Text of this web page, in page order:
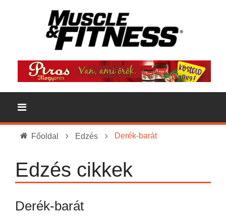
Főoldal Edzés Derék-barát
Edzés cikkek
Derék-barát